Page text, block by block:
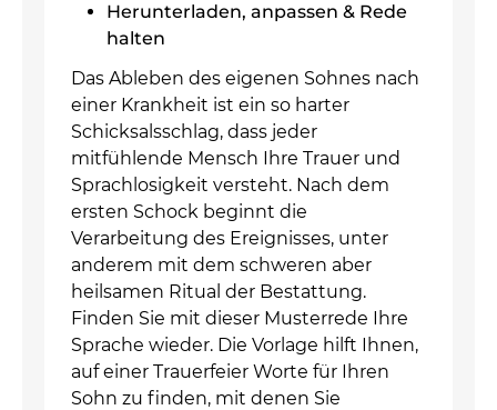
Herunterladen, anpassen & Rede
halten
Das Ableben des eigenen Sohnes nach
einer Krankheit ist ein so harter
Schicksalsschlag, dass jeder
mitfühlende Mensch Ihre Trauer und
Sprachlosigkeit versteht. Nach dem
ersten Schock beginnt die
Verarbeitung des Ereignisses, unter
anderem mit dem schweren aber
heilsamen Ritual der Bestattung.
Finden Sie mit dieser Musterrede Ihre
Sprache wieder. Die Vorlage hilft Ihnen,
auf einer Trauerfeier Worte für Ihren
Sohn zu finden, mit denen Sie